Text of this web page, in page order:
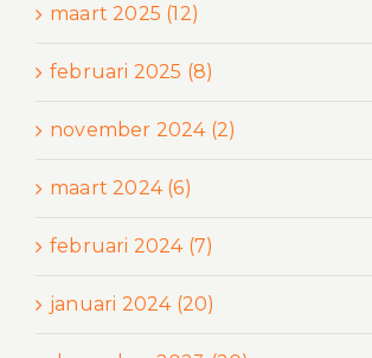
maart 2025 (12)
februari 2025 (8)
november 2024 (2)
maart 2024 (6)
februari 2024 (7)
januari 2024 (20)